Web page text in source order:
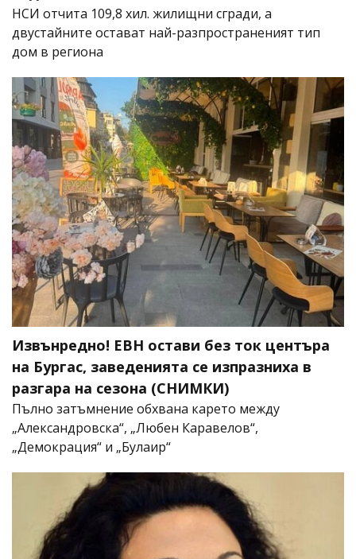
НСИ отчита 109,8 хил. жилищни сгради, а
двустайните остават най-разпространеният тип
дом в региона
Извънредно! ЕВН остави без ток центъра
на Бургас, заведенията се изпразниха в
разгара на сезона (СНИМКИ)
Пълно затъмнение обхвана карето между
„Александровска“, „Любен Каравелов“,
„Демокрация“ и „Булаир“